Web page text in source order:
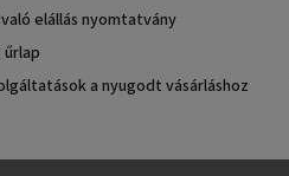
elállás nyomtatvány
a nyugodt vásárláshoz